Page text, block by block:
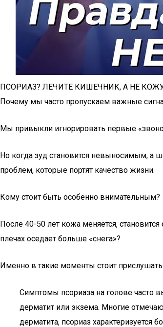
ПСОРИАЗ? ЛЕЧИТЕ КИШЕЧНИК, А НЕ
Почему мы часто пропускаем важные
Мы привыкли игнорировать первые
Но когда зуд становится невыносимым, а
проблем, которые портят качество жизни.
Кому стоит быть особенно внимательным?
После 40-50 лет кожа меняется,
плечах оседает больше «снега»?
Именно в такие моменты стоит
Симптомы псориаза на голове часто
дерматит или экзема. Многие
дерматита, псориаз